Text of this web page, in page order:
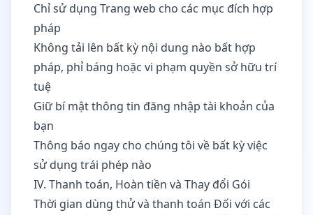
Chỉ sử dụng Trang web cho các mục đích hợp
pháp
Không tải lên bất kỳ nội dung nào bất hợp
pháp, phỉ báng hoặc vi phạm quyền sở hữu trí
tuệ
Giữ bí mật thông tin đăng nhập tài khoản của
bạn
Thông báo ngay cho chúng tôi về bất kỳ việc
sử dụng trái phép nào
IV. Thanh toán, Hoàn tiền và Thay đổi Gói
Thời gian dùng thử và thanh toán Đối với các